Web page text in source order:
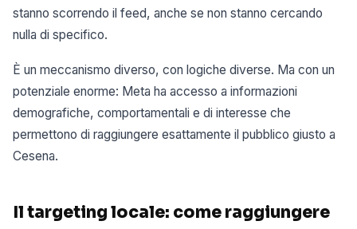
stanno scorrendo il feed, anche se non stanno cercando
nulla di specifico.
È un meccanismo diverso, con logiche diverse. Ma con un
potenziale enorme: Meta ha accesso a informazioni
demografiche, comportamentali e di interesse che
permettono di raggiungere esattamente il pubblico giusto a
Cesena.
Il targeting locale: come raggiungere